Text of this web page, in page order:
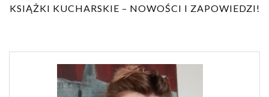
KSIĄŻKI KUCHARSKIE – NOWOŚCI I ZAPOWIEDZI!